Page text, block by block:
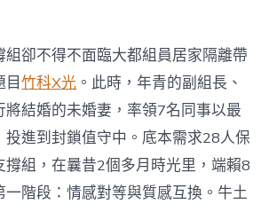
組卻不得不面臨大都組員居家隔離帶
目竹科X光 。此時，年青的副組長、
將結婚的未婚妻，率領7名同事以最
投進到封鎖值守中。底本需求28人保
撐組，在曩昔2個多月時光里，端賴8
一階段：情感對等與質感互換。牛土